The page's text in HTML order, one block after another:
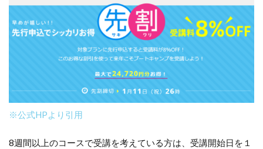
※公式HPより引用
8週間以上のコースで受講を考えている方は、受講開始日を１